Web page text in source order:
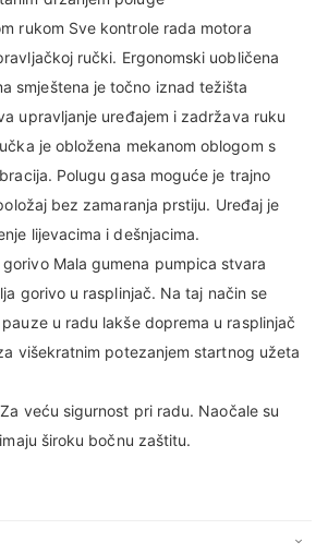
rukom Sve kontrole rada motora
ručki. Ergonomski uobličena
smještena je točno iznad težišta
upravljanje uređajem i zadržava ruku
je obložena mekanom oblogom s
Polugu gasa moguće je trajno
bez zamaranja prstiju. Uređaj je
lijevacima i dešnjacima.
Mala gumena pumpica stvara
gorivo u rasplinjač. Na taj način se
u radu lakše doprema u rasplinjač
višekratnim potezanjem startnog užeta
veću sigurnost pri radu. Naočale su
široku bočnu zaštitu.